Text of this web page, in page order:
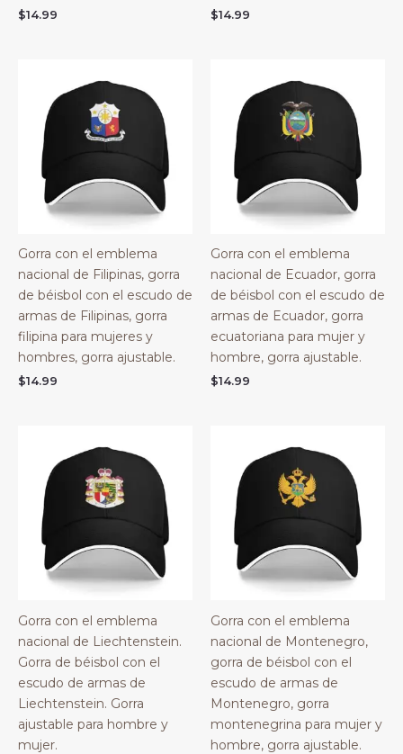
$14.99 $14.99
Gorra con el emblema
nacional de Filipinas, gorra
de béisbol con el escudo de
armas de Filipinas, gorra
filipina para mujeres y
hombres, gorra ajustable.
$14.99
Gorra con el emblema
nacional de Ecuador, gorra
de béisbol con el escudo de
armas de Ecuador, gorra
ecuatoriana para mujer y
hombre, gorra ajustable.
$14.99
Gorra con el emblema
nacional de Liechtenstein.
Gorra de béisbol con el
escudo de armas de
Liechtenstein. Gorra
ajustable para hombre y
mujer.
Gorra con el emblema
nacional de Montenegro,
gorra de béisbol con el
escudo de armas de
Montenegro, gorra
montenegrina para mujer y
hombre, gorra ajustable.